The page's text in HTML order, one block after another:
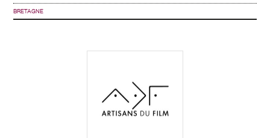
BRETAGNE